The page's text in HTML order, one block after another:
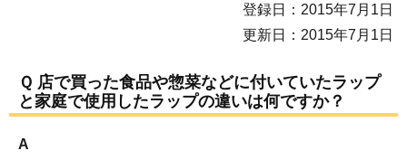
登録日：2015年7月1日
更新日：2015年7月1日
Ｑ 店で買った食品や惣菜などに付いていたラップ
と家庭で使用したラップの違いは何ですか？
A